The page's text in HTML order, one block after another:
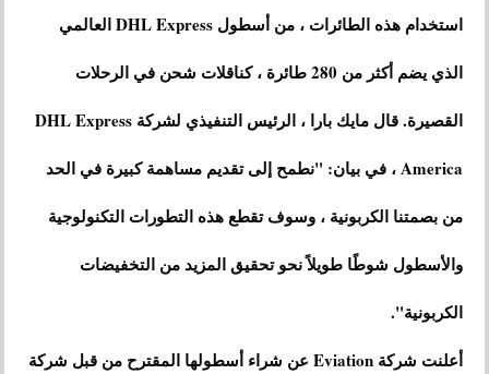
استخدام هذه الطائرات ، من أسطول DHL Express العالمي
الذي يضم أكثر من 280 طائرة ، كناقلات شحن في الرحلات
القصيرة. قال مايك بارا ، الرئيس التنفيذي لشركة DHL Express
America ، في بيان: "نطمح إلى تقديم مساهمة كبيرة في الحد
من بصمتنا الكربونية ، وسوف تقطع هذه التطورات التكنولوجية
والأسطول شوطًا طويلاً نحو تحقيق المزيد من التخفيضات
الكربونية".
أعلنت شركة Eviation عن شراء أسطولها المقترح من قبل شركة